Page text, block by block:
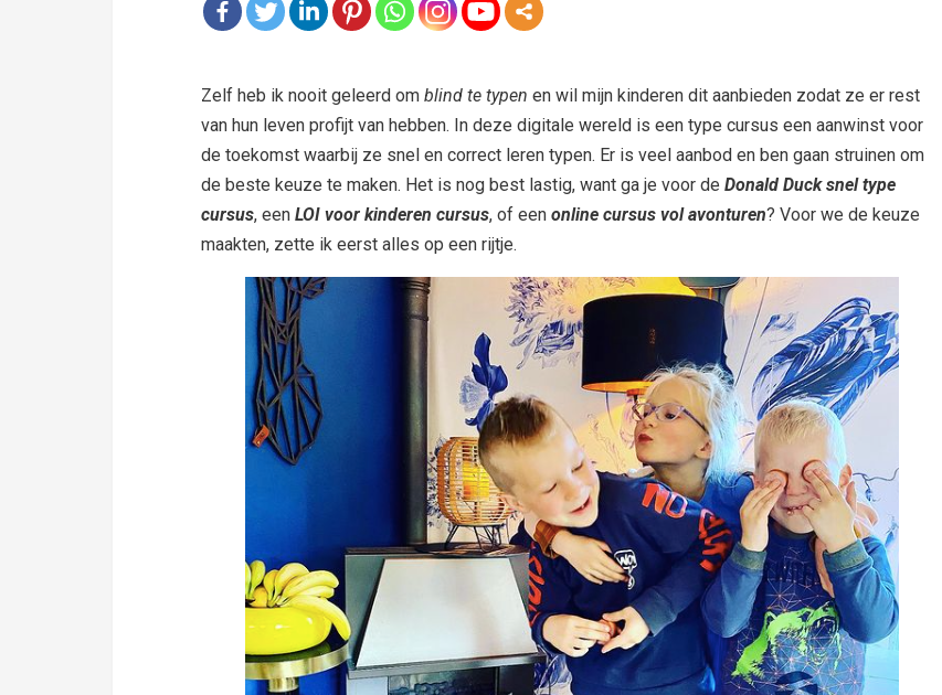
Zelf heb ik nooit geleerd om blind te typen en wil mijn kinderen dit aanbieden zodat ze er rest
van hun leven profijt van hebben. In deze digitale wereld is een type cursus een aanwinst voor
de toekomst waarbij ze snel en correct leren typen. Er is veel aanbod en ben gaan struinen om
de beste keuze te maken. Het is nog best lastig, want ga je voor de Donald Duck snel type
cursus, een LOI voor kinderen cursus, of een online cursus vol avonturen? Voor we de keuze
maakten, zette ik eerst alles op een rijtje.